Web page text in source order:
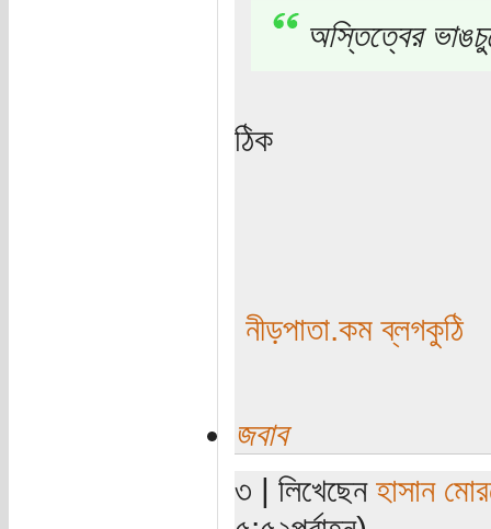
অস্তিত্বের
ঠিক
নীড়পাতা.কম ব্লগকুঠি
জবাব
৩ | লিখেছেন হাসান